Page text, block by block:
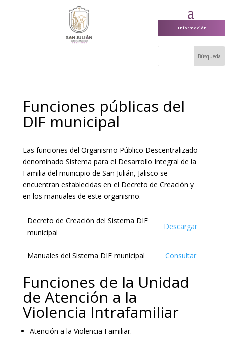
Información
Funciones públicas del
DIF municipal
Las funciones del Organismo Público Descentralizado
denominado Sistema para el Desarrollo Integral de la
Familia del municipio de San Julián, Jalisco se
encuentran establecidas en el Decreto de Creación y
en los manuales de este organismo.
Decreto de Creación del Sistema DIF
municipal
Descargar
Manuales del Sistema DIF municipal Consultar
Funciones de la Unidad
de Atención a la
Violencia Intrafamiliar
Atención a la Violencia Familiar.